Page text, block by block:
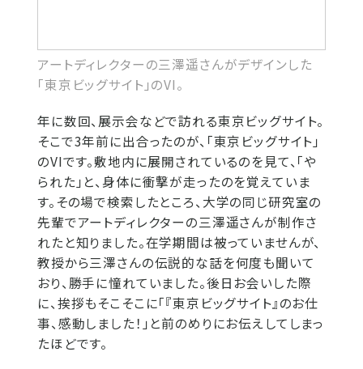
アートディレクターの三澤遥さんがデザインした
「東京ビッグサイト」のVI。
年に数回、展示会などで訪れる東京ビッグサイト。
そこで3年前に出合ったのが、「東京ビッグサイト」
のVIです。敷地内に展開されているのを見て、「や
られた」と、身体に衝撃が走ったのを覚えていま
す。その場で検索したところ、大学の同じ研究室の
先輩でアートディレクターの三澤遥さんが制作さ
れたと知りました。在学期間は被っていませんが、
教授から三澤さんの伝説的な話を何度も聞いて
おり、勝手に憧れていました。後日お会いした際
に、挨拶もそこそこに「『東京ビッグサイト』のお仕
事、感動しました！」と前のめりにお伝えしてしまっ
たほどです。